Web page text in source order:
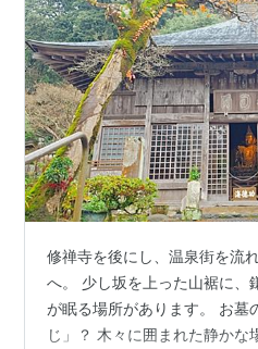
修禅寺を後にし、温泉街を流
へ。 少し坂を上った山裾に、
が眠る場所があります。 お墓
じ」？ 木々に囲まれた静かな